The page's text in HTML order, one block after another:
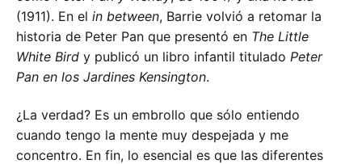
(1911). En el in between, Barrie volvió a retomar la
historia de Peter Pan que presentó en The Little
White Bird y publicó un libro infantil titulado Peter
Pan en los Jardines Kensington.
¿La verdad? Es un embrollo que sólo entiendo
cuando tengo la mente muy despejada y me
concentro. En fin, lo esencial es que las diferentes